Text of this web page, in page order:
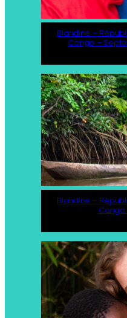
Blandine –
Congo –
Blandine –
Congo